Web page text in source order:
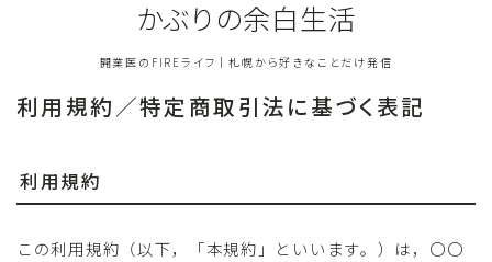
かぶりの余白生活
開業医のFIREライフ｜札幌から好きなことだけ発信
利用規約／特定商取引法に基づく表記
利用規約
この利用規約（以下，「本規約」といいます。）は，〇〇